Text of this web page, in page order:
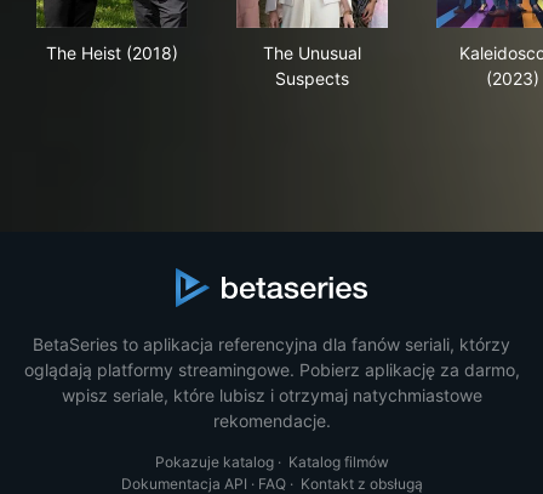
The Heist (2018)
The Unusual
Suspects
(2023)
BetaSeries to aplikacja referencyjna dla fanów seriali, którzy
oglądają platformy streamingowe. Pobierz aplikację za darmo,
wpisz seriale, które lubisz i otrzymaj natychmiastowe
rekomendacje.
Pokazuje katalog· Katalog filmów
Dokumentacja API · FAQ· Kontakt z obsługą